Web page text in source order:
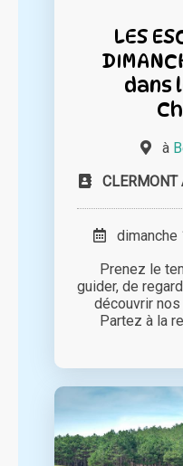
LES
dans
à
CLERMONT
dimanche
Prenez le
guider, de
découvrir
Partez à la